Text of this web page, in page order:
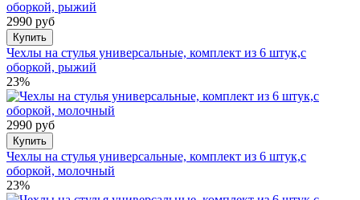
2990 руб
Купить
Чехлы на стулья универсальные, комплект из 6 штук,с
оборкой, рыжий
23%
2990 руб
Купить
Чехлы на стулья универсальные, комплект из 6 штук,с
оборкой, молочный
23%